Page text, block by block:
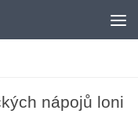
nápojů loni